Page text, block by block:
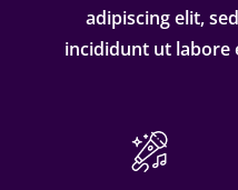
adipiscing elit,
incididunt ut labore